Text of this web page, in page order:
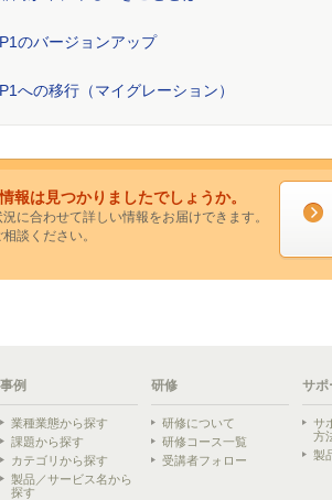
のバージョンアップ
への移行（マイグレーション）
報は見つかりましたでしょうか。
に合わせて詳しい情報をお届けできます。
談ください。
事例
業種業態から探す
課題から探す
カテゴリから探す
製品／サービス名から
探す
研修
研修について
研修コース一覧
受講者フォロー
サポ
サ
方
製